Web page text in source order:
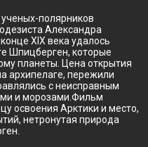
ученых-полярников
Александра
XIX века удалось
Шпицберген, которые
планеты. Цена открытия
архипелаге, пережили
с неисправным
и морозами.Фильм
освоения Арктики и место,
нетронутая природа